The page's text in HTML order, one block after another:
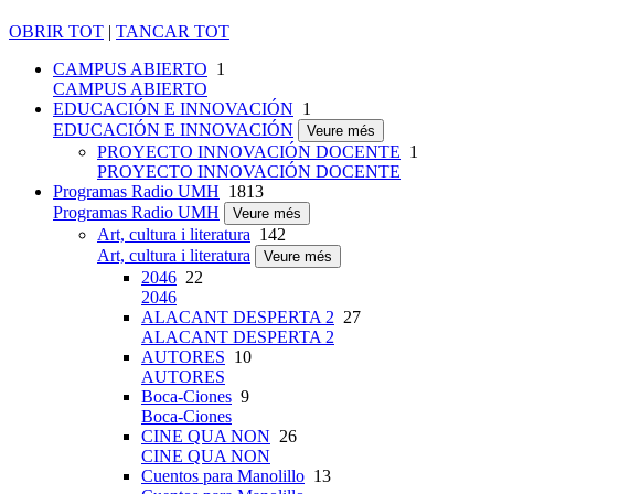
OBRIR TOT | TANCAR TOT
CAMPUS ABIERTO 1
CAMPUS ABIERTO
EDUCACIÓN E INNOVACIÓN 1
EDUCACIÓN E INNOVACIÓN
Veure més
PROYECTO INNOVACIÓN DOCENTE 1
PROYECTO INNOVACIÓN DOCENTE
Programas Radio UMH 1813
Programas Radio UMH
Veure més
Art, cultura i literatura 142
Art, cultura i literatura
Veure més
2046 22
2046
ALACANT DESPERTA 2 27
ALACANT DESPERTA 2
AUTORES 10
AUTORES
Boca-Ciones 9
Boca-Ciones
CINE QUA NON 26
CINE QUA NON
Cuentos para Manolillo 13